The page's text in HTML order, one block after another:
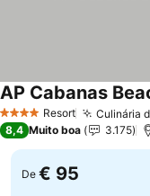
4 EstrelasResort Culinária
AP Cabanas
8,4 Muito boa 3.175
De € 95